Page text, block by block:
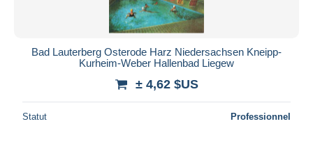
Bad Lauterberg Osterode Harz Niedersachsen Kneipp-
Kurheim-Weber Hallenbad Liegew
± 4,62 $US
Statut Professionnel